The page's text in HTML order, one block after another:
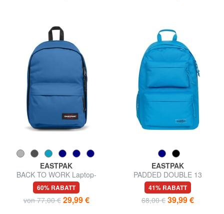
EASTPAK
BACK TO WORK Laptop-
Rucksack 15 "
60% RABATT
von 77,00 € 29,99 €
EASTPAK
PADDED DOUBLE 13
"Laptop-Rucksack
41% RABATT
68,00 € 39,99 €